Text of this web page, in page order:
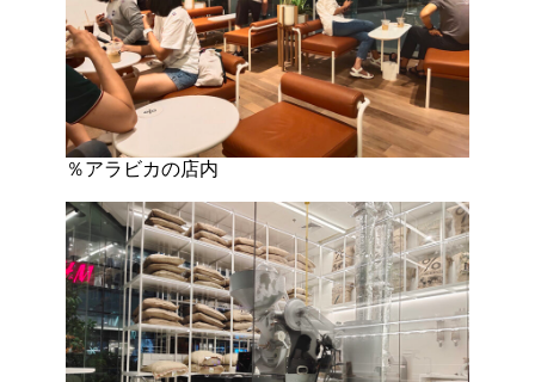
％アラビカの店内